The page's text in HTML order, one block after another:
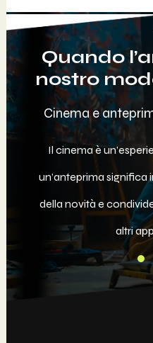
Quando
nostro
Cinema e
Il cinema è
un’anteprima significa
della novità e
altri